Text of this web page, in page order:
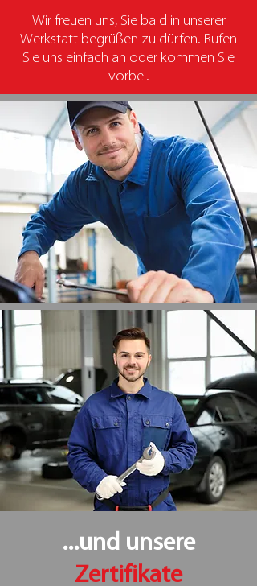
Wir freuen uns, Sie bald in unserer
Werkstatt begrüßen zu dürfen. Rufen
Sie uns einfach an oder kommen Sie
vorbei.
...und unsere
Zertifikate